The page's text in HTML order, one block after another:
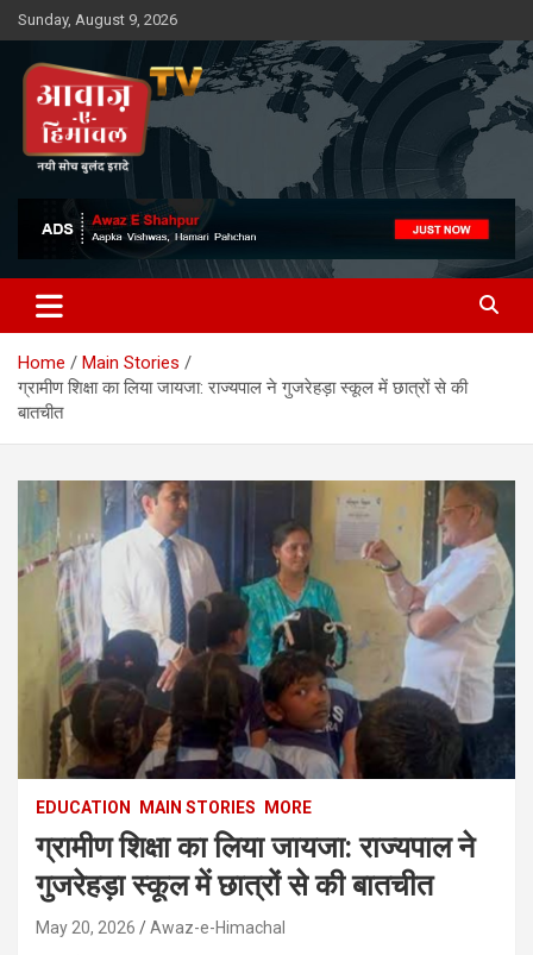
Skip
to
content
Sunday, August 9, 2026
Awaz-E-Shahpur
Home
Main Stories
ग्रामीण शिक्षा का लिया जायजा: राज्यपाल ने गुजरेहड़ा स्कूल में छात्रों से की
बातचीत
EDUCATION MAIN STORIES MORE
ग्रामीण शिक्षा का लिया जायजा: राज्यपाल ने
गुजरेहड़ा स्कूल में छात्रों से की बातचीत
May 20, 2026 Awaz-e-Himachal